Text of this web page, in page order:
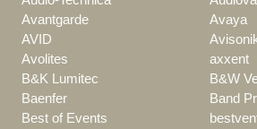
Avantgarde
Avaya
AVID
Avolites
axxent
B&K Lumitec
B&W
Baenfer
Band
Best of Events